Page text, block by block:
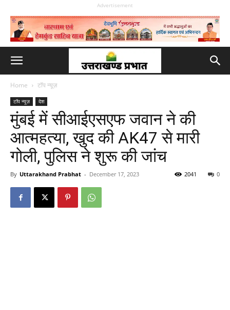
Advertisement
Home टॉप न्यूज़
टॉप न्यूज़ देश
मुंबई में सीआईएसएफ जवान ने की
आत्महत्या, खुद की AK47 से मारी
गोली, पुलिस ने शुरू की जांच
By Uttarakhand Prabhat - December 17, 2023 0
2041